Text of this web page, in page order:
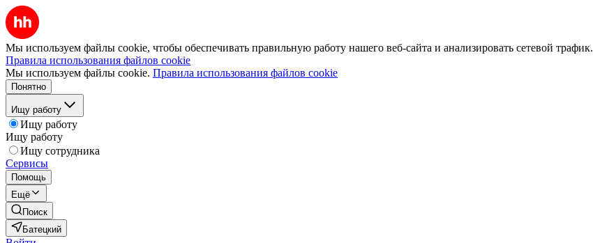
Мы используем файлы cookie, чтобы обеспечивать правильную работу нашего веб-сайта и анализировать сетевой трафик.
Правила использования файлов cookie
Мы используем файлы cookie. Правила использования файлов cookie
Понятно
Ищу работу
Ищу работу
Ищу работу
Ищу сотрудника
Сервисы
Помощь
Ещё
Поиск
Батецкий